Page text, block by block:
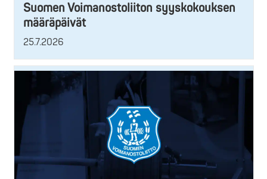
Suomen Voimanostoliiton syyskokouksen
määräpäivät
25.7.2026